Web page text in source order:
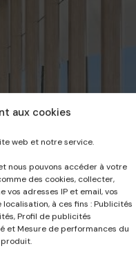
aux cookies
web et notre service.
nous pouvons accéder à votre
des cookies, collecter,
adresses IP et email, vos
à ces fins : Publicités
Profil de publicités
et Mesure de performances du